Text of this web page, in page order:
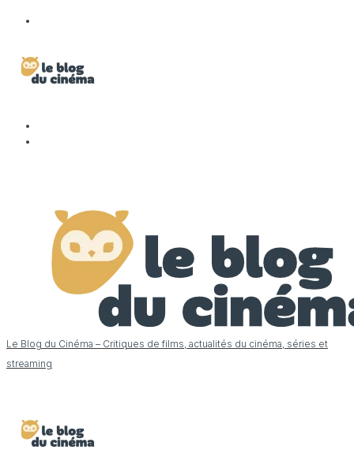
Le Blog du Cinéma – Critiques de films, actualités du cinéma, séries et
streaming